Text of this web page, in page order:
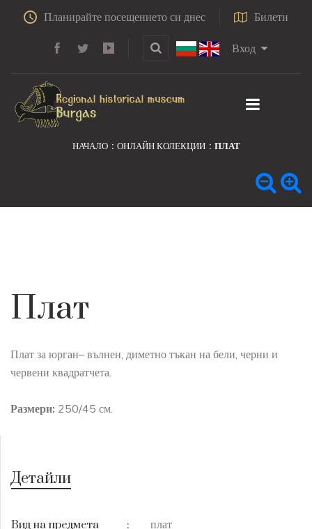
Планирайте посещението си днес Билети
Вход
НАЧАЛО ОНЛАЙН КОЛЕКЦИИ ПЛАТ
Плат
Плат за юрган– вълнен, диметно тъкан на бели, черни и
червени квадратчета.
Размери: 250/45 см.
Детайли
Вид на предмета :
плат